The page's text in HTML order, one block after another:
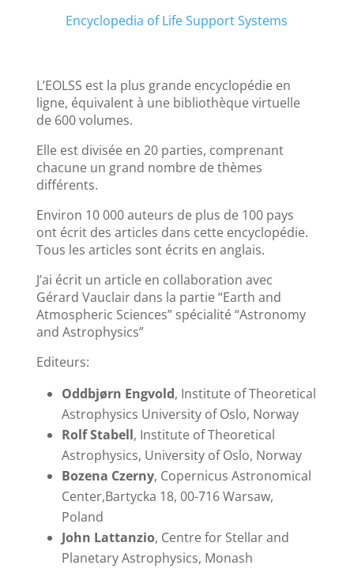
Encyclopedia of Life Support Systems
L’EOLSS est la plus grande encyclopédie en
ligne, équivalent à une bibliothèque virtuelle
de 600 volumes.
Elle est divisée en 20 parties, comprenant
chacune un grand nombre de thèmes
différents.
Environ 10 000 auteurs de plus de 100 pays
ont écrit des articles dans cette encyclopédie.
Tous les articles sont écrits en anglais.
J’ai écrit un article en collaboration avec
Gérard Vauclair dans la partie “Earth and
Atmospheric Sciences” spécialité “Astronomy
and Astrophysics”
Editeurs:
Oddbjørn Engvold, Institute of Theoretical
Astrophysics University of Oslo, Norway
Rolf Stabell, Institute of Theoretical
Astrophysics, University of Oslo, Norway
Bozena Czerny, Copernicus Astronomical
Center,Bartycka 18, 00-716 Warsaw,
Poland
John Lattanzio, Centre for Stellar and
Planetary Astrophysics, Monash